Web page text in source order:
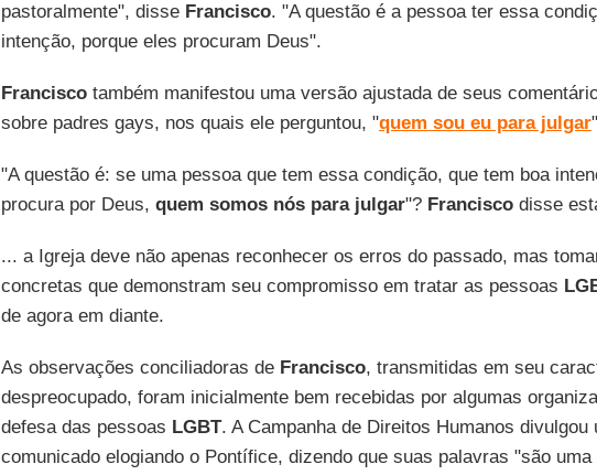
pastoralmente", disse Francisco. "A questão é a pessoa ter essa
intenção, porque eles procuram Deus".
Franciscotambém manifestou uma versão ajustada de seus
sobre padres gays, nos quais ele perguntou, "quem sou eu para julgar
"A questão é: se uma pessoa que tem essa condição, que tem boa
procura por Deus, quem somos nós para julgar"? Franciscodisse
... a Igreja deve não apenas reconhecer os erros do passado, mas
concretas que demonstram seu compromisso em tratar as pessoas
de agora em diante.
As observações conciliadoras de Francisco, transmitidas em seu
despreocupado, foram inicialmente bem recebidas por algumas
defesa das pessoas LGBT. A Campanha de Direitos Humanos divulgou
comunicado elogiando o Pontífice, dizendo que suas palavras "são uma